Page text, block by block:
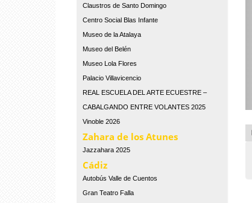
Claustros de Santo Domingo
Centro Social Blas Infante
Museo de la Atalaya
Museo del Belén
Museo Lola Flores
Palacio Villavicencio
REAL ESCUELA DEL ARTE ECUESTRE –
CABALGANDO ENTRE VOLANTES 2025
Vinoble 2026
Zahara de los Atunes
Jazzahara 2025
Cádiz
Autobús Valle de Cuentos
Gran Teatro Falla